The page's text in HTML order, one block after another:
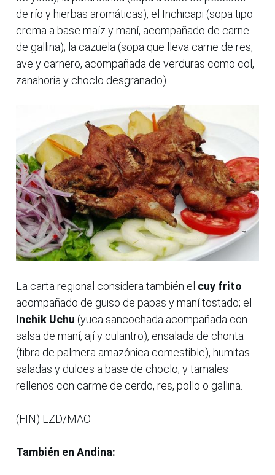
de río y hierbas aromáticas), el Inchicapi (sopa tipo
crema a base maíz y maní, acompañado de carne
de gallina); la cazuela (sopa que lleva carne de res,
ave y carnero, acompañada de verduras como col,
zanahoria y choclo desgranado).
La carta regional considera también el cuy frito
acompañado de guiso de papas y maní tostado; el
Inchik Uchu (yuca sancochada acompañada con
salsa de maní, ají y culantro), ensalada de chonta
(fibra de palmera amazónica comestible), humitas
saladas y dulces a base de choclo; y tamales
rellenos con carme de cerdo, res, pollo o gallina.
(FIN) LZD/MAO
También en Andina: